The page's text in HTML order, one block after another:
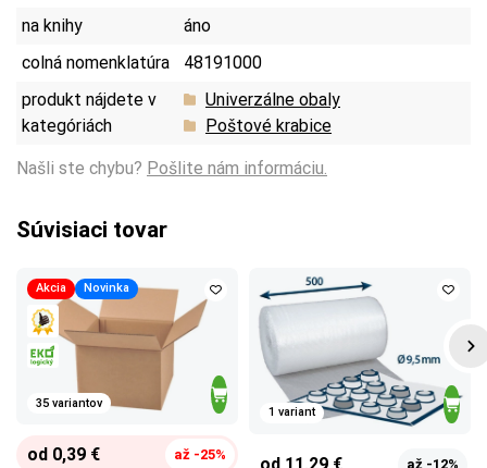
na knihy
áno
colná nomenklatúra
48191000
produkt nájdete v
kategóriách
Univerzálne obaly
Poštové krabice
Našli ste chybu? Pošlite nám informáciu.
Súvisiaci tovar
Akcia Novinka
35 variantov
od 0,39 € až -25%
1 variant
až -12%